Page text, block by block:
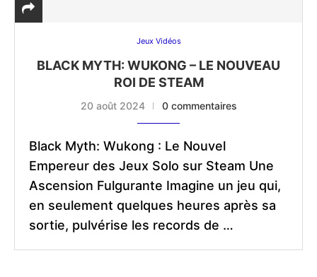
Jeux Vidéos
BLACK MYTH: WUKONG – LE NOUVEAU
ROI DE STEAM
20 août 2024 0 commentaires
Black Myth: Wukong : Le Nouvel
Empereur des Jeux Solo sur Steam Une
Ascension Fulgurante Imagine un jeu qui,
en seulement quelques heures après sa
sortie, pulvérise les records de …